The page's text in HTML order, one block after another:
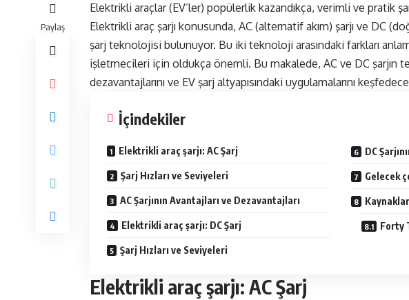
Paylaş
Elektrikli araçlar (EV’ler) popülerlik kazandıkça, verimli ve pratik
Elektrikli araç şarjı konusunda, AC (alternatif akım) şarjı ve DC
şarj teknolojisi bulunuyor. Bu iki teknoloji arasındaki farkları
işletmecileri için oldukça önemli. Bu makalede, AC ve DC şarjın
dezavantajlarını ve EV şarj altyapısındaki uygulamalarını
İçindekiler
Elektrikli araç şarjı: AC Şarj
Şarj Hızları ve Seviyeleri
AC Şarjının Avantajları ve Dezavantajları
Elektrikli araç şarjı: DC Şarj
Şarj Hızları ve Seviyeleri
DC
Gelecek
Kaynaklar
Forty
Elektrikli araç şarjı: AC Şarj